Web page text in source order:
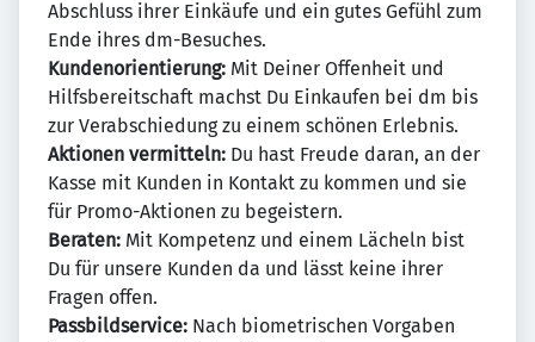
Abschluss ihrer Einkäufe und ein gutes Gefühl zum
Ende ihres dm-Besuches.
Kundenorientierung: Mit Deiner Offenheit und
Hilfsbereitschaft machst Du Einkaufen bei dm bis
zur Verabschiedung zu einem schönen Erlebnis.
Aktionen vermitteln: Du hast Freude daran, an der
Kasse mit Kunden in Kontakt zu kommen und sie
für Promo-Aktionen zu begeistern.
Beraten: Mit Kompetenz und einem Lächeln bist
Du für unsere Kunden da und lässt keine ihrer
Fragen offen.
Passbildservice: Nach biometrischen Vorgaben